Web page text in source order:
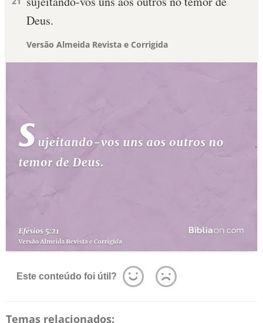
Deus.
Versão Almeida Revista e Corrigida
Este conteúdo foi útil?
Temas relacionados: